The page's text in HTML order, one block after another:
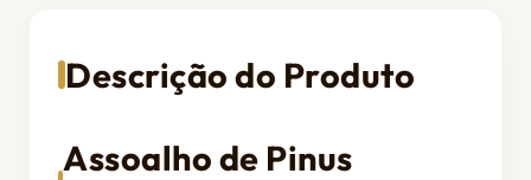
Descrição do Produto
Assoalho de Pinus